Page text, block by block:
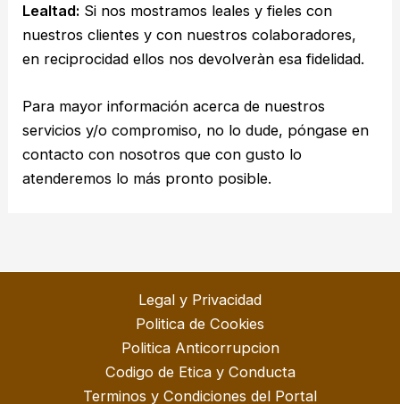
Lealtad: Si nos mostramos leales y fieles con
nuestros clientes y con nuestros colaboradores,
en reciprocidad ellos nos devolveràn esa fidelidad.
Para mayor información acerca de nuestros
servicios y/o compromiso, no lo dude, póngase en
contacto con nosotros que con gusto lo
atenderemos lo más pronto posible.
Legal y Privacidad
Politica de Cookies
Politica Anticorrupcion
Codigo de Etica y Conducta
Terminos y Condiciones del Portal